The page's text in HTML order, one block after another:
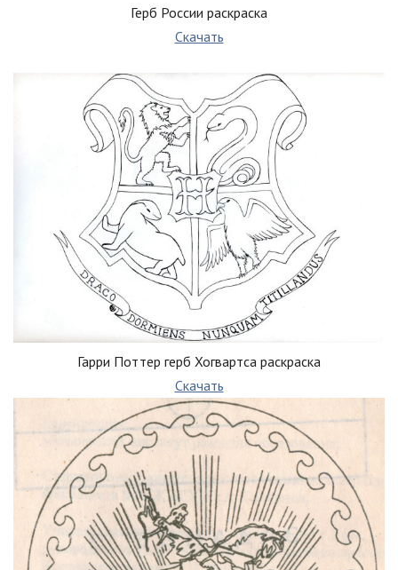
Герб России раскраска
Скачать
Гарри Поттер герб Хогвартса раскраска
Скачать